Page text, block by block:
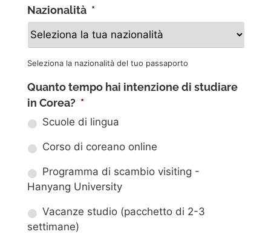
Nazionalità *
Seleziona la nazionalità del tuo passaporto
Quanto tempo hai intenzione di studiare
in Corea? *
Scuole di lingua
Corso di coreano online
Programma di scambio visiting -
Hanyang University
Vacanze studio (pacchetto di 2-3
settimane)